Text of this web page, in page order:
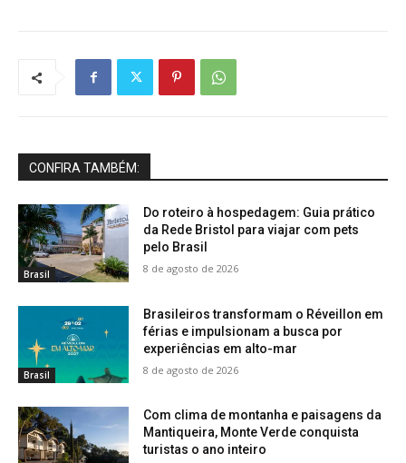
CONFIRA TAMBÉM:
Brasil
Do roteiro à hospedagem: Guia prático
da Rede Bristol para viajar com pets
pelo Brasil
8 de agosto de 2026
Brasil
Brasileiros transformam o Réveillon em
férias e impulsionam a busca por
experiências em alto-mar
8 de agosto de 2026
Com clima de montanha e paisagens da
Mantiqueira, Monte Verde conquista
turistas o ano inteiro